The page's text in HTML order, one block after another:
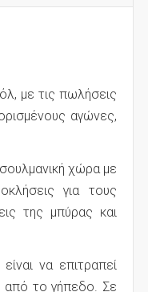
με τις πωλήσεις
αγώνες,
χώρα με
για τους
της μπύρας και
να επιτραπεί
από το γήπεδο. Σε